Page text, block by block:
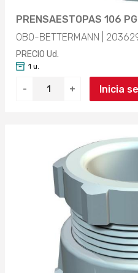
PRENSAESTOPAS 106
OBO-BETTERMANN |
PRECIO Ud.
- +
1 u.
Inicia